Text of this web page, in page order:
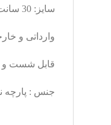
سایز: 30 سانت
وارداتی و
قابل شست و
جنس : پارچه